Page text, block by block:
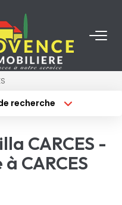
recherche
Surface minCARCES -
CARCES